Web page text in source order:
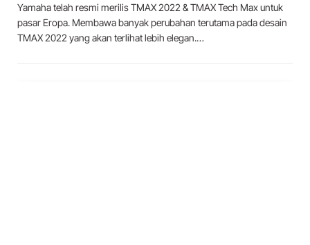
Yamaha telah resmi merilis TMAX 2022 & TMAX Tech Max untuk
pasar Eropa. Membawa banyak perubahan terutama pada desain
TMAX 2022 yang akan terlihat lebih elegan.…